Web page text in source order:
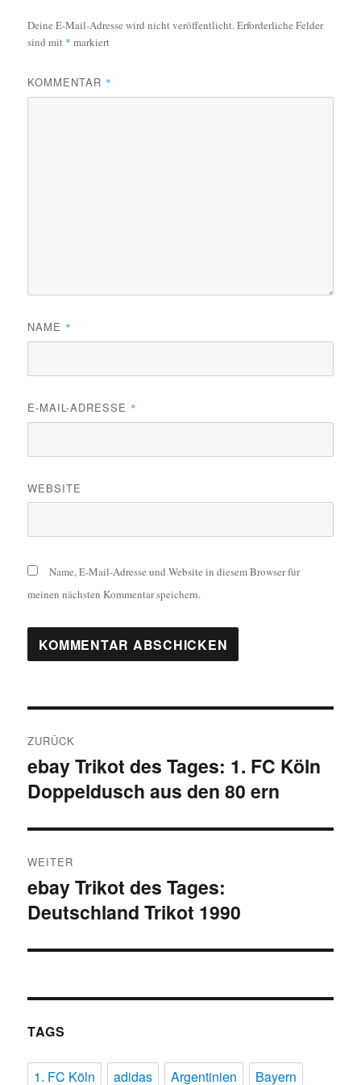
Deine E-Mail-Adresse wird nicht veröffentlicht.Erforderliche Felder
sind mit * markiert
KOMMENTAR *
NAME *
E-MAIL-ADRESSE *
WEBSITE
Name, E-Mail-Adresse und Website in diesem Browser für
meinen nächsten Kommentar speichern.
ZURÜCK
Vorheriger
Beitrag:
ebay Trikot des Tages: 1. FC Köln
Doppeldusch aus den 80 ern
WEITER
Nächster
Beitrag:
ebay Trikot des Tages:
Deutschland Trikot 1990
TAGS
1. FC Köln adidas Argentinien Bayern